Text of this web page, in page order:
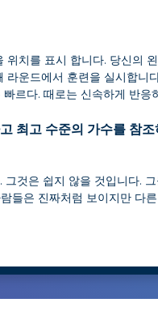
치를 표시 합니다. 당신의
운드에서 훈련을 실시합
르다. 때로는 신속하게 반응
최고 수준의 가수를 참조
것은 쉽지 않을 것입니다.
들은 진짜처럼 보이지만 다